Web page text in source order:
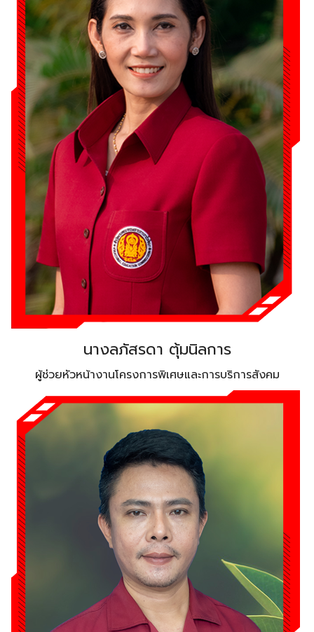
นางลภัสรดา ตุ้มนิลการ
ผู้ช่วยหัวหน้างานโครงการพิเศษและการบริการสังคม